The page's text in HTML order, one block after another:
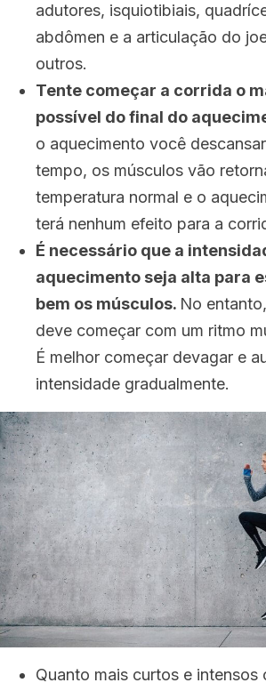
adutores, isquiotibiais,
abdômen e a articulação do
outros.
Tente começar a corrida o
possível do final do
o aquecimento você
tempo, os músculos vão
temperatura normal e o
terá nenhum efeito para a
É necessário que a
aquecimento seja alta para
bem os músculos. No
deve começar com um ritmo
É melhor começar devagar e
intensidade gradualmente.
Quanto mais curtos e intensos